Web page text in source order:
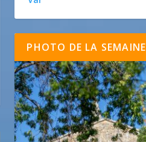
PHOTO DE LA SEMAINE